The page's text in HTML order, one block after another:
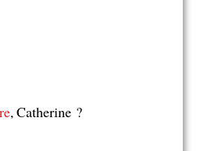
, Catherine ?